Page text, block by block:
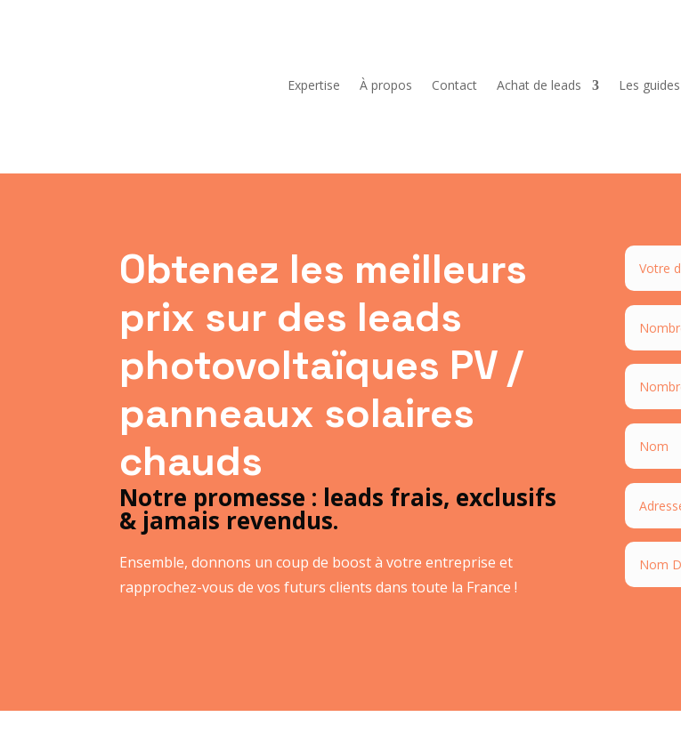
Expertise À propos Contact Achat de leads Les
Obtenez les meilleurs
prix sur des leads
photovoltaïques PV /
panneaux solaires
chauds
Notre promesse : leads frais, exclusifs
& jamais revendus.
Ensemble, donnons un coup de boost à votre entreprise et
rapprochez-vous de vos futurs clients dans toute la France !